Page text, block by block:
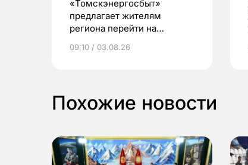
«Томскэнергосбыт»
предлагает жителям
региона перейти на
выиграть призы
09:10 / 03.08.26
Похожие новости